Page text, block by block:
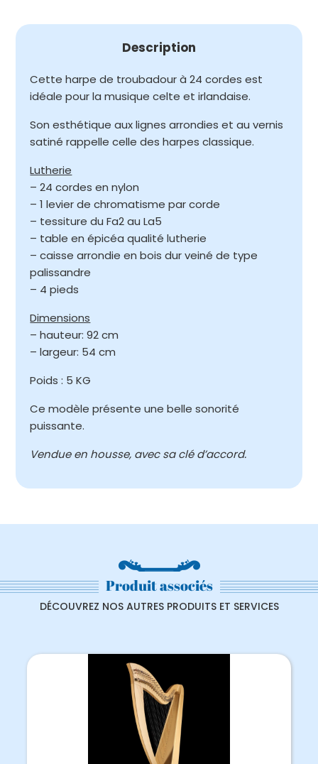
Description
Cette harpe de troubadour à 24 cordes est
idéale pour la musique celte et irlandaise.
Son esthétique aux lignes arrondies et au vernis
satiné rappelle celle des harpes classique.
Lutherie
– 24 cordes en nylon
– 1 levier de chromatisme par corde
– tessiture du Fa2 au La5
– table en épicéa qualité lutherie
– caisse arrondie en bois dur veiné de type
palissandre
– 4 pieds
Dimensions
– hauteur: 92 cm
– largeur: 54 cm
Poids : 5 KG
Ce modèle présente une belle sonorité
puissante.
Vendue en housse, avec sa clé d’accord.
Produit associés
DÉCOUVREZ NOS AUTRES PRODUITS ET SERVICES